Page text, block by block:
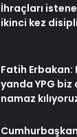
İhraçları
ikinci kez
Fatih Erbakan:
yanda YPG biz
namaz